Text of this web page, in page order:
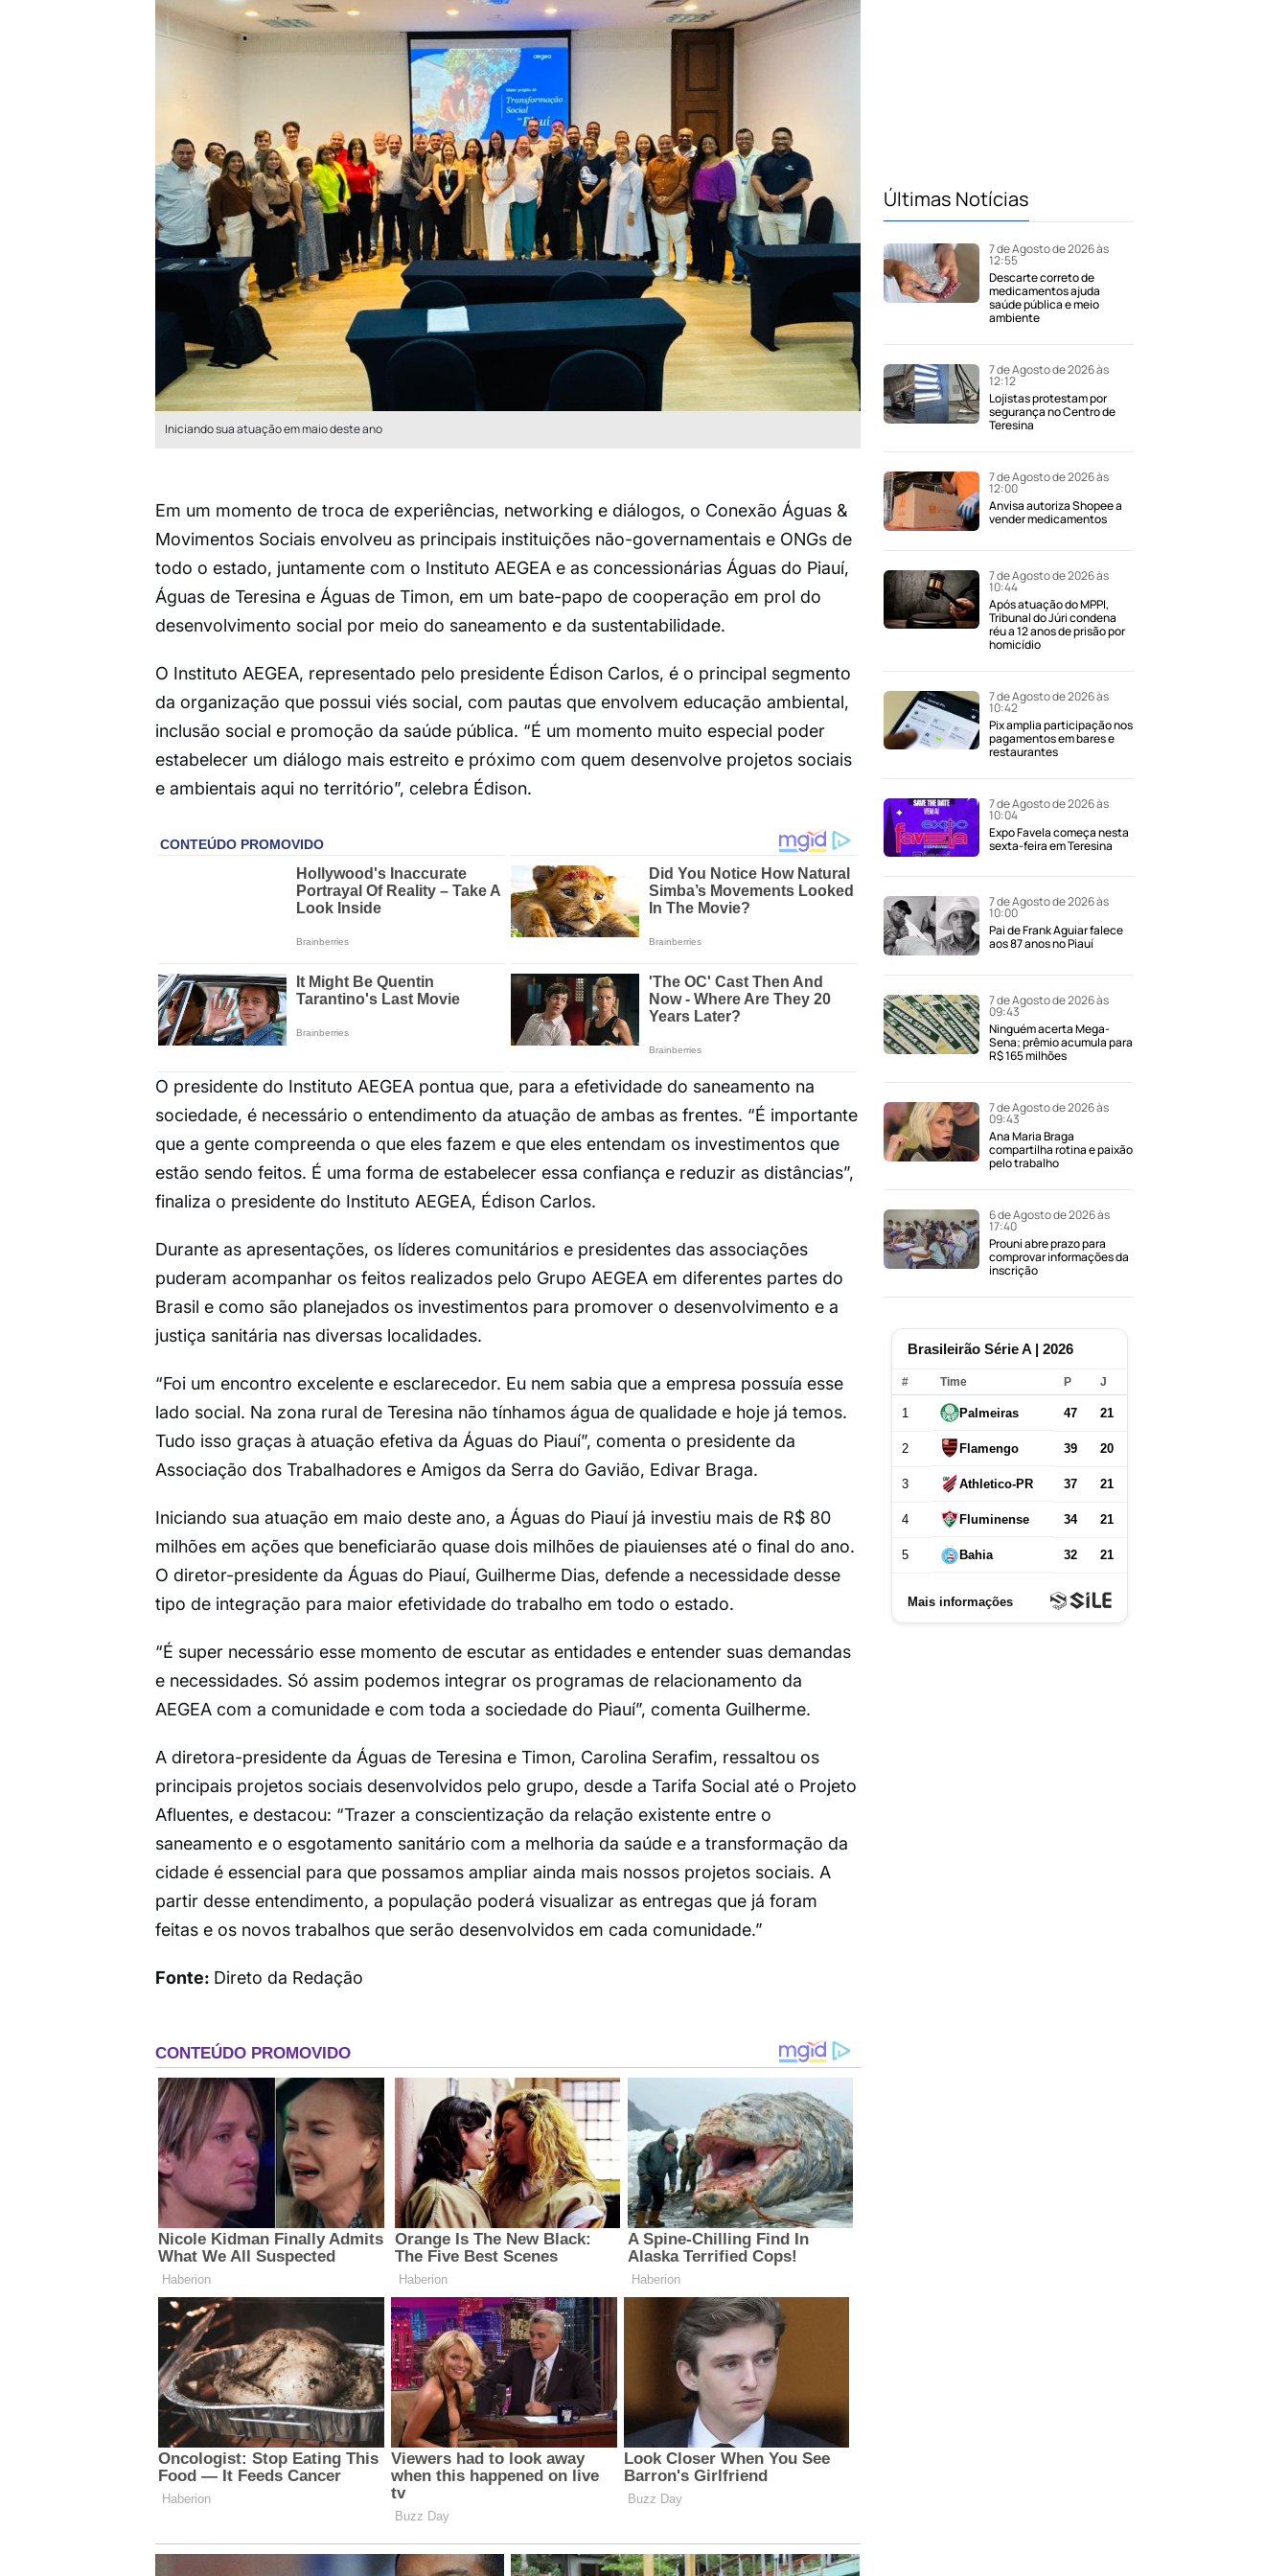
Iniciando sua atuação em maio deste ano
Em um momento de troca de experiências, networking e diálogos, o Conexão Águas &
Movimentos Sociais envolveu as principais instituições não-governamentais e ONGs de
todo o estado, juntamente com o Instituto AEGEA e as concessionárias Águas do Piauí,
Águas de Teresina e Águas de Timon, em um bate-papo de cooperação em prol do
desenvolvimento social por meio do saneamento e da sustentabilidade.
O Instituto AEGEA, representado pelo presidente Édison Carlos, é o principal segmento
da organização que possui viés social, com pautas que envolvem educação ambiental,
inclusão social e promoção da saúde pública. “É um momento muito especial poder
estabelecer um diálogo mais estreito e próximo com quem desenvolve projetos sociais
e ambientais aqui no território”, celebra Édison.
O presidente do Instituto AEGEA pontua que, para a efetividade do saneamento na
sociedade, é necessário o entendimento da atuação de ambas as frentes. “É importante
que a gente compreenda o que eles fazem e que eles entendam os investimentos que
estão sendo feitos. É uma forma de estabelecer essa confiança e reduzir as distâncias”,
finaliza o presidente do Instituto AEGEA, Édison Carlos.
Durante as apresentações, os líderes comunitários e presidentes das associações
puderam acompanhar os feitos realizados pelo Grupo AEGEA em diferentes partes do
Brasil e como são planejados os investimentos para promover o desenvolvimento e a
justiça sanitária nas diversas localidades.
“Foi um encontro excelente e esclarecedor. Eu nem sabia que a empresa possuía esse
lado social. Na zona rural de Teresina não tínhamos água de qualidade e hoje já temos.
Tudo isso graças à atuação efetiva da Águas do Piauí”, comenta o presidente da
Associação dos Trabalhadores e Amigos da Serra do Gavião, Edivar Braga.
Iniciando sua atuação em maio deste ano, a Águas do Piauí já investiu mais de R$ 80
milhões em ações que beneficiarão quase dois milhões de piauienses até o final do ano.
O diretor-presidente da Águas do Piauí, Guilherme Dias, defende a necessidade desse
tipo de integração para maior efetividade do trabalho em todo o estado.
“É super necessário esse momento de escutar as entidades e entender suas demandas
e necessidades. Só assim podemos integrar os programas de relacionamento da
AEGEA com a comunidade e com toda a sociedade do Piauí”, comenta Guilherme.
A diretora-presidente da Águas de Teresina e Timon, Carolina Serafim, ressaltou os
principais projetos sociais desenvolvidos pelo grupo, desde a Tarifa Social até o Projeto
Afluentes, e destacou: “Trazer a conscientização da relação existente entre o
saneamento e o esgotamento sanitário com a melhoria da saúde e a transformação da
cidade é essencial para que possamos ampliar ainda mais nossos projetos sociais. A
partir desse entendimento, a população poderá visualizar as entregas que já foram
feitas e os novos trabalhos que serão desenvolvidos em cada comunidade.”
Fonte: Direto da Redação
Últimas Notícias
7 de Agosto de 2026 às
12:55
Descarte correto de
medicamentos ajuda
saúde pública e meio
ambiente
7 de Agosto de 2026 às
12:12
Lojistas protestam por
segurança no Centro de
Teresina
7 de Agosto de 2026 às
12:00
Anvisa autoriza Shopee a
vender medicamentos
7 de Agosto de 2026 às
10:44
Após atuação do MPPI,
Tribunal do Júri condena
réu a 12 anos de prisão por
homicídio
7 de Agosto de 2026 às
10:42
Pix amplia participação nos
pagamentos em bares e
restaurantes
7 de Agosto de 2026 às
10:04
Expo Favela começa nesta
sexta-feira em Teresina
7 de Agosto de 2026 às
10:00
Pai de Frank Aguiar falece
aos 87 anos no Piauí
7 de Agosto de 2026 às
09:43
Ninguém acerta Mega-
Sena; prêmio acumula para
R$ 165 milhões
7 de Agosto de 2026 às
09:43
Ana Maria Braga
compartilha rotina e paixão
pelo trabalho
6 de Agosto de 2026 às
17:40
Prouni abre prazo para
comprovar informações da
inscrição